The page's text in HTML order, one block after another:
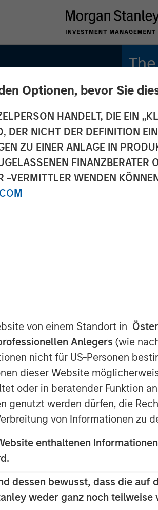
Optionen, bevor Sie
HANDELT, DIE EIN
DER NICHT DER DEFINITION
ZU EINER ANLAGE IN
-VERMITTLER WENDEN
von einem Standort in
Anlegers (wie
nicht für US-Personen
dieser Website
oder in beratender Funktion
genutzt werden dürfen, die
von Informationen zu
enthaltenen
dessen bewusst, dass die
weder ganz noch
NOW:
of
Maria
Unique Opportunities and
global population and
two-thirds of the
U.S. market cap thus far
disparity is warranted due to
to managers who
high compared